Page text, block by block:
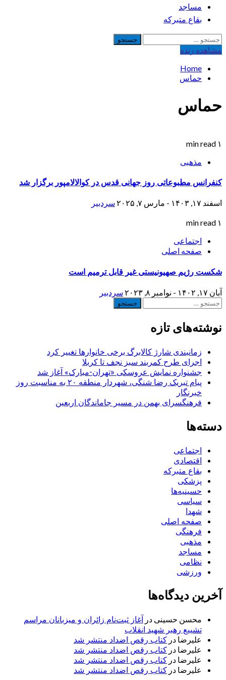
مساجد
بقاع متبرکه
جستجو
برای:
مشاهده‌ زنده
Home
حماس
حماس
۱ min read
مذهبی
کنفرانس مطبوعاتی روز جهانی قدس در کوالالامپور برگزار شد
اسفند ۱۷, ۱۴۰۳ - مارس ۷, ۲۰۲۵ سردبیر
۱ min read
اجتماعی
صفحه اصلی
شکست رژیم صهیونیستی غیر قابل ترمیم است
آبان ۱۷, ۱۴۰۲ - نوامبر ۸, ۲۰۲۳
سردبیر
جستجو
برای:
نوشته‌های تازه
زمانبندی شارژ کالابرگ برخی خانوارها تغییر کرد
اجرای طرح کمربند سبز نجف تا کربلا
جشنواره نمایش عروسکی «تهران-مبارک» آغاز شد
پیام تبریک رضا شنگی، شهردار منطقه ۲۰ به مناسبت روز
خبرنگار
فرهنگسرای بهمن در مسیر جاماندگان اربعین
دسته‌ها
اجتماعی
اقتصادی
بقاع متبرکه
پزشکی
حسینیه‌ها
سیاسی
شهدا
صفحه اصلی
فرهنگی
مذهبی
مساجد
نظامی
ورزشی
آخرین دیدگاه‌ها
محسن حسینی در
آغاز ثبت‌نام زائران و میزبانان مراسم
تشییع رهبر شهید انقلاب
علیرضا در کتاب رقص اضداد منتشر شد
علیرضا در کتاب رقص اضداد منتشر شد
علیرضا در کتاب رقص اضداد منتشر شد
علیرضا در کتاب رقص اضداد منتشر شد